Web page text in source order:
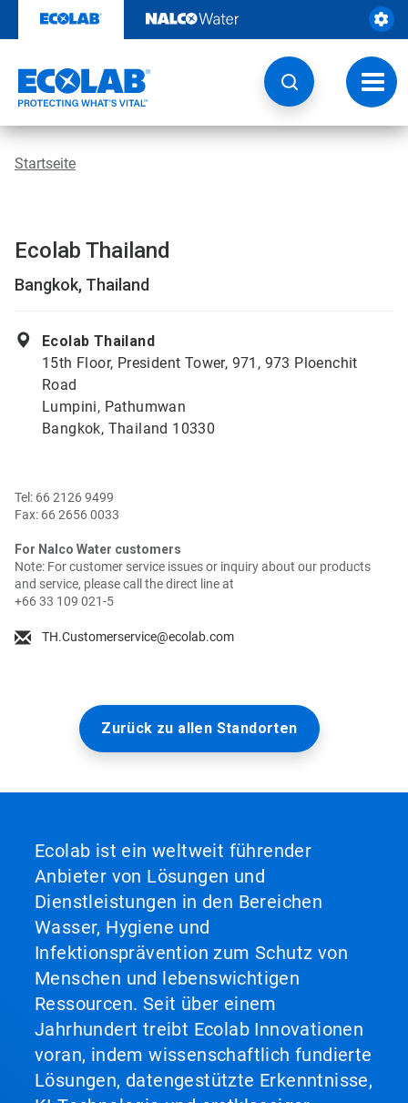
Inhalt
Startseite
Ecolab Thailand
Bangkok, Thailand
Ecolab Thailand
15th Floor, President Tower, 971, 973 Ploenchit
Road
Lumpini, Pathumwan
Bangkok, Thailand 10330
Tel: 66 2126 9499
Fax: 66 2656 0033
For Nalco Water customers
Note: For customer service issues or inquiry about our products
and service, please call the direct line at
+66 33 109 021-5
TH.Customerservice@ecolab.com
Zurück zu allen Standorten
Ecolab ist ein weltweit führender
Anbieter von Lösungen und
Dienstleistungen in den Bereichen
Wasser, Hygiene und
Infektionsprävention zum Schutz von
Menschen und lebenswichtigen
Ressourcen. Seit über einem
Jahrhundert treibt Ecolab Innovationen
voran, indem wissenschaftlich fundierte
Lösungen, datengestützte Erkenntnisse,